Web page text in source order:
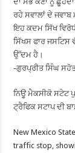
ਰਹੇ ਸਵਾਲਾਂ ਦੇ ਜਵਾਬ
ਇਹ ਕਦਮ ਸਿੱਖ
ਸਿੱਖਸ ਫਾਰ ਜਸਟਿਸ
ਉੱਦਮ ਹੈ।
-ਗੁਰਪ੍ਰੀਤ ਸਿੰਘ
ਨਿਊ ਮੈਕਸੀਕੋ ਸਟੇਟ
ਟ੍ਰੈਫਿਕ ਸਟਾਪ ਦੀ
New Mexico
traffic stop,